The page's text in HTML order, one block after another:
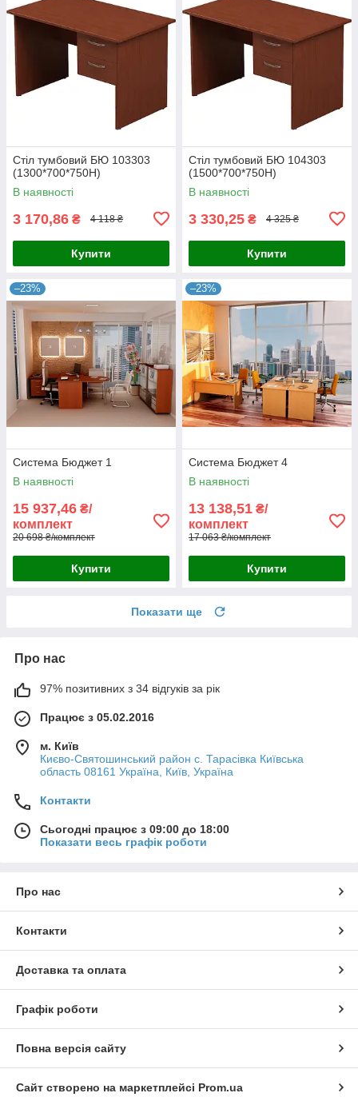
Стіл тумбовий БЮ 103303
(1300*700*750Н)
В наявності
3 170,86 ₴ 4 118 ₴
Купити
Стіл тумбовий БЮ 104303
(1500*700*750Н)
В наявності
3 330,25 ₴ 4 325 ₴
Купити
–23%
Система Бюджет 1
В наявності
15 937,46 ₴/
комплект
20 698 ₴/комплект
Купити
–23%
Система Бюджет 4
В наявності
13 138,51 ₴/
комплект
17 063 ₴/комплект
Купити
Показати ще
Про нас
97% позитивних з 34 відгуків за рік
Працює з 05.02.2016
м. Київ
Києво-Святошинський район с. Тарасівка Київська
область 08161 Україна, Київ, Україна
Контакти
Сьогодні працює з 09:00 до 18:00
Показати весь графік роботи
Про нас
Контакти
Доставка та оплата
Графік роботи
Повна версія сайту
Сайт створено на маркетплейсі Prom.ua